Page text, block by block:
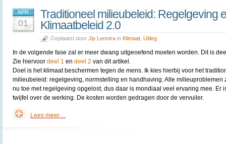
APR
01
Traditioneel milieubeleid: Regelgeving
Klimaatbeleid 2.0
Geplaatst door Jip Lenstra in Klimaat Uitleg
In de volgende fase zal er meer dwang uitgeoefend moeten worden. Dit is
Zie hiervoor deel 1 en deel 2 van dit artikel.
Doel is het klimaat beschermen tegen de mens. Ik kies hierbij voor het
milieubeleid: regelgeving, normstelling en handhaving. Alle milieuproblemen
nu toe met regelgeving opgelost, dus daar is mondiaal veel ervaring mee. Er
twijfel over de werking. De kosten worden gedragen door de vervuiler.
Lees meer…